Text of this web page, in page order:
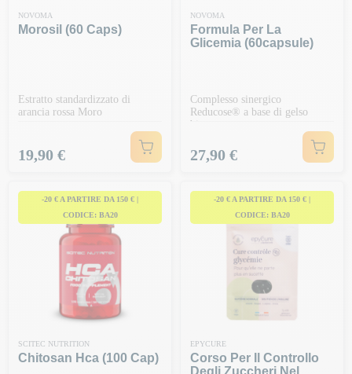
NOVOMA
Morosil (60 Caps)
Estratto standardizzato di
arancia rossa Moro
Prezzo
19,90 €
NOVOMA
Formula Per La
Glicemia (60capsule)
Complesso sinergico
Reducose® a base di gelso
bianco
Prezzo
27,90 €
-20 € A PARTIRE DA 150 € |
CODICE: BA20
SCITEC NUTRITION
Chitosan Hca (100 Cap)
-20 € A PARTIRE DA 150 € |
CODICE: BA20
EPYCURE
Corso Per Il Controllo
Degli Zuccheri Nel